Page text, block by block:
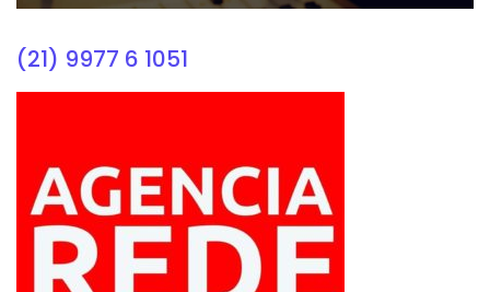
(21) 9977 6 1051